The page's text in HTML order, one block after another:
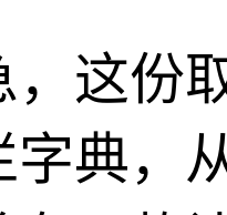
这份
典，